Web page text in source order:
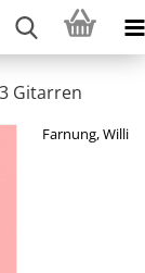
Gitarren
Farnung, Willi